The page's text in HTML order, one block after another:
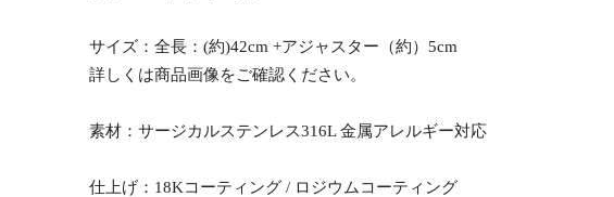
サイズ：全長：(約)42cm +アジャスター（約）5cm
詳しくは商品画像をご確認ください。
素材：サージカルステンレス316L 金属アレルギー対応
仕上げ：18Kコーティング / ロジウムコーティング